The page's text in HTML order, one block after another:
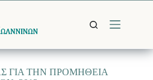
ΓΙΑ ΤΗΝ ΠΡΟΜΗΘΕΙΑ